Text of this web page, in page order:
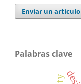
Enviar un artículo
Palabras clave